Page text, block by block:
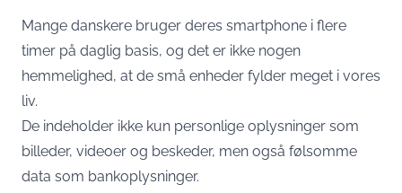
Mange danskere bruger deres smartphone i flere
timer på daglig basis, og det er ikke nogen
hemmelighed, at de små enheder fylder meget i vores
liv.
De indeholder ikke kun personlige oplysninger som
billeder, videoer og beskeder, men også følsomme
data som bankoplysninger.